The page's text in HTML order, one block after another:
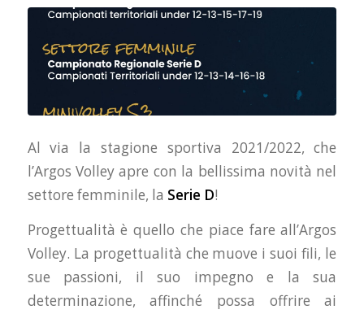
Al via la stagione sportiva 2021/2022, che
l’Argos Volley apre con la bellissima novità nel
settore femminile, la Serie D!
Progettualità è quello che piace fare all’Argos
Volley. La progettualità che muove i suoi fili, le
sue passioni, il suo impegno e la sua
determinazione, affinché possa offrire ai